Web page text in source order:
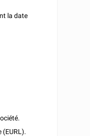
la date
(EURL).